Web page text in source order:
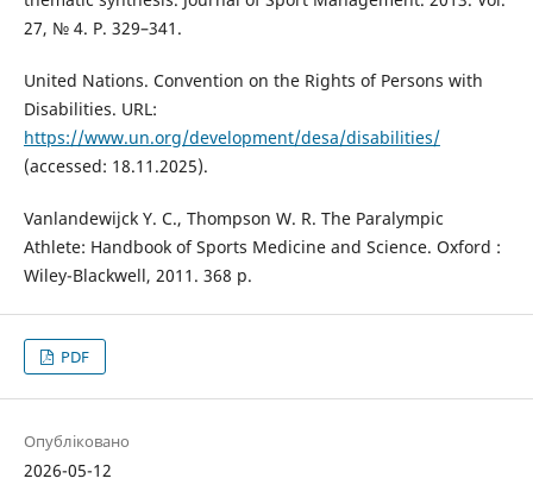
27, № 4. P. 329–341.
United Nations. Convention on the Rights of Persons with
Disabilities. URL:
https://www.un.org/development/desa/disabilities/
(accessed: 18.11.2025).
Vanlandewijck Y. C., Thompson W. R. The Paralympic
Athlete: Handbook of Sports Medicine and Science. Oxford :
Wiley-Blackwell, 2011. 368 p.
PDF
Опубліковано
2026-05-12